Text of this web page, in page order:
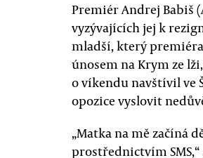
Premiér Andrej Babiš
vyzývajících jej k
mladší, který
únosem na Krym ze
o víkendu navštívil ve
opozice vyslovit
„Matka na mě začíná
prostřednictvím